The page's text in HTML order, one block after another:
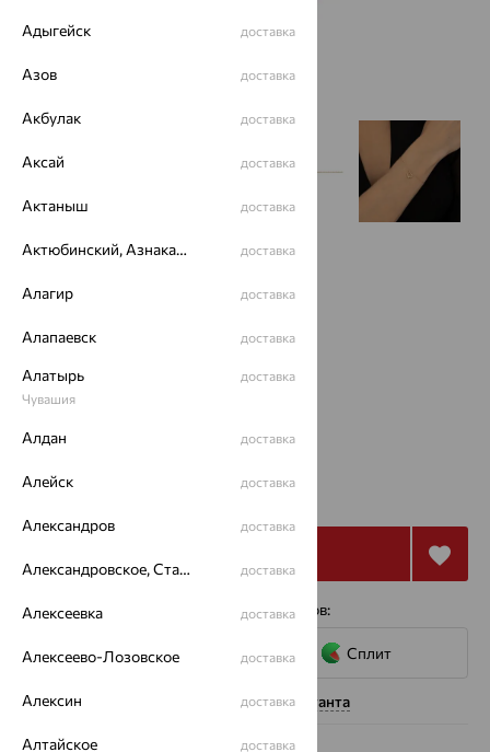
Размеры:
от 11 376 31 599
4 платежа по 2 844 с помощью сервисов:
Сплит
Нужна помощь консультанта
Адыгейск доставка
Азов доставка
Акбулак доставка
Аксай доставка
Актаныш доставка
Актюбинский, Азнакаевский район доставка
Алагир доставка
Алапаевск доставка
Алатырь
Чувашия
доставка
Алдан доставка
Алейск доставка
Александров доставка
Александровское, Ставропольский край доставка
Алексеевка доставка
Алексеево-Лозовское доставка
Алексин доставка
Алтайское доставка